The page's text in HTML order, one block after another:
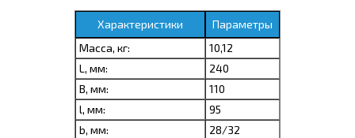
Характеристики
Параметры
Масса, кг:
10,12
L, мм:
240
B, мм:
110
l, мм:
95
b, мм:
28/32